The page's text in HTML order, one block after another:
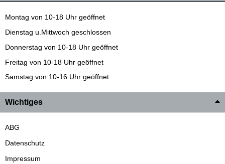
Montag von 10-18 Uhr geöffnet
Dienstag u.Mittwoch geschlossen
Donnerstag von 10-18 Uhr geöffnet
Freitag von 10-18 Uhr geöffnet
Samstag von 10-16 Uhr geöffnet
Wichtiges
ABG
Datenschutz
Impressum